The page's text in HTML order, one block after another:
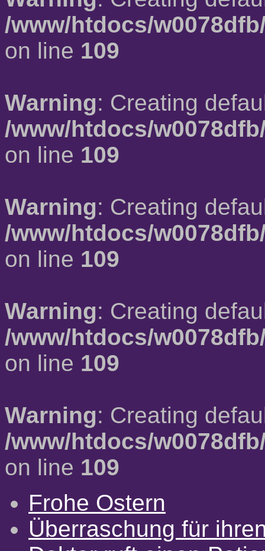
/www/htdocs/
on line 109
Warning: Creating
/www/htdocs/
on line 109
Warning: Creating
/www/htdocs/
on line 109
Warning: Creating
/www/htdocs/
on line 109
Warning: Creating
/www/htdocs/
on line 109
Frohe Ostern
Überraschung für